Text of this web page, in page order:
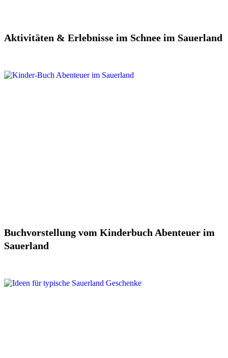
Aktivitäten & Erlebnisse im Schnee im Sauerland
Buchvorstellung vom Kinderbuch Abenteuer im
Sauerland